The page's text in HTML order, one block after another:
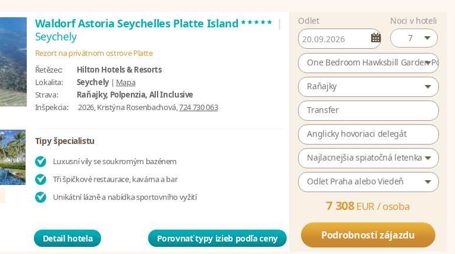
Waldorf Astoria Seychelles Platte Island***** |
Seychely
Rezort na privátnom ostrove Platte
Řetězec:
Hilton Hotels & Resorts
Lokalita:
Seychely| Mapa
Strava:
Raňajky, Polpenzia, All Inclusive
Inšpekcia:
2026, Kristýna Rosenbachová,724 730 063
Tipy špecialistu
Luxusní vily se soukromým bazénem
Tři špičkové restaurace, kavárna a bar
Unikátní lázně a nabídka sportovního vyžití
Detail hotela Porovnať typy izieb podľa ceny
Odlet
Noci v hoteli
7
One Bedroom Hawksbill Garden Pool
Raňajky
Transfer
Anglicky hovoriaci delegát
Najlacnejšia spiatočná letenka
Odlet Praha alebo Viedeň
7 308EUR /osoba
Podrobnosti zájazdu